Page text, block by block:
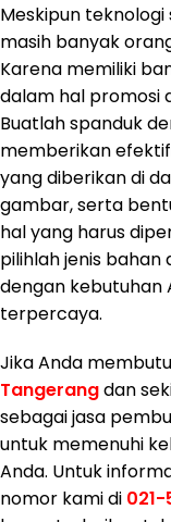
Meskipun
masih banyak
Karena memiliki
dalam hal promosi
Buatlah spanduk
memberikan
yang diberikan di
gambar, serta
hal yang harus
pilihlah jenis bahan
dengan kebutuhan
terpercaya.
Jika Anda
Tangerangdan
sebagai jasa
untuk memenuhi
Anda. Untuk
nomor kami di